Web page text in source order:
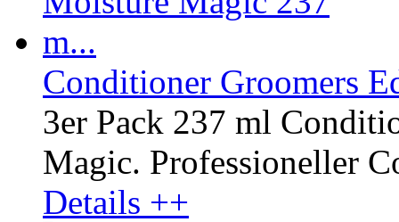
Conditioner Groomers
3er Pack 237 ml
Magic. Professioneller
Details ++